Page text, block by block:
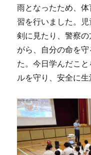
雨となったため、
習を行いました。
剣に見たり、警察
がら、自分の命を
た。今日学んだこ
ルを守り、安全に生